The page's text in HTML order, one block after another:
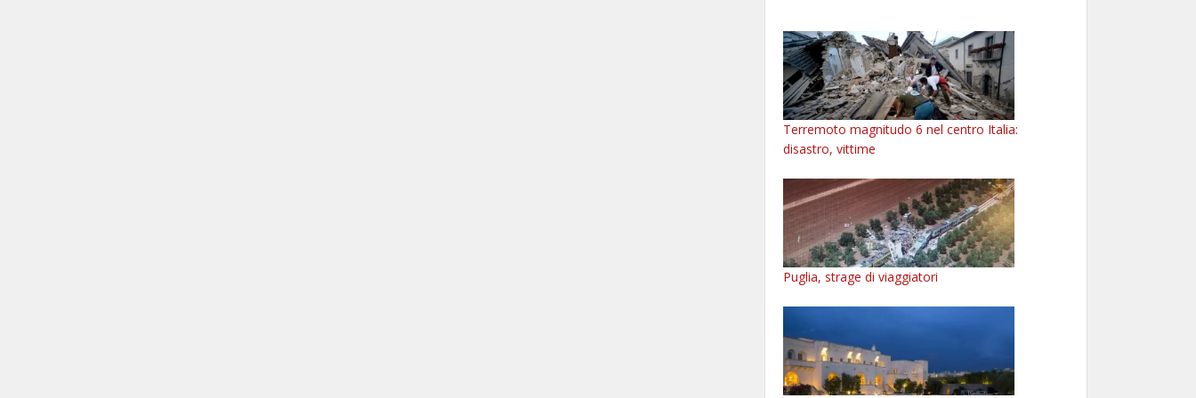
Terremoto magnitudo 6 nel centro Italia:
disastro, vittime
Puglia, strage di viaggiatori